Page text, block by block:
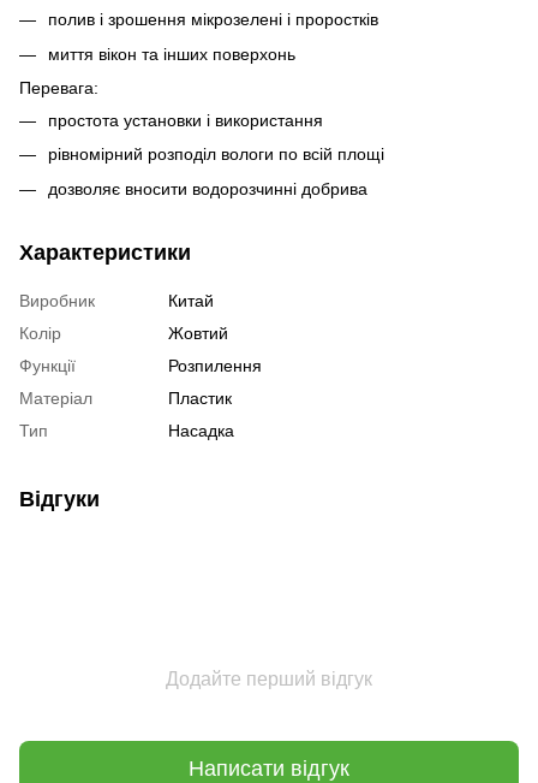
полив і зрошення мікрозелені і проростків
миття вікон та інших поверхонь
Перевага:
простота установки і використання
рівномірний розподіл вологи по всій площі
дозволяє вносити водорозчинні добрива
Характеристики
Виробник
Китай
Колір
Жовтий
Функції
Розпилення
Матеріал
Пластик
Тип
Насадка
Відгуки
Додайте перший відгук
Написати відгук